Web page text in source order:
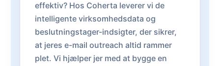
effektiv? Hos Coherta leverer vi de
intelligente virksomhedsdata og
beslutningstager-indsigter, der sikrer,
at jeres e-mail outreach altid rammer
plet. Vi hjælper jer med at bygge en